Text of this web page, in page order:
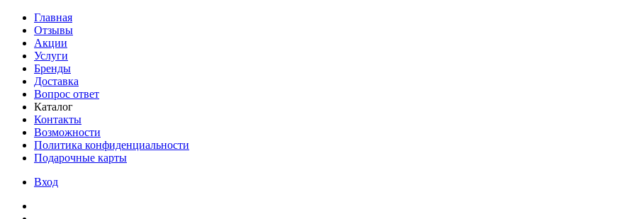
Главная
Отзывы
Акции
Услуги
Бренды
Доставка
Вопрос ответ
Каталог
Контакты
Возможности
Политика конфиденциальности
Подарочные карты
Вход